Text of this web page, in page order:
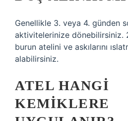
Genellikle 3. veya 4. günden
aktivitelerinize dönebilirsiniz.
burun atelini ve askılarını
alabilirsiniz.
ATEL HANGI
KEMIKLERE